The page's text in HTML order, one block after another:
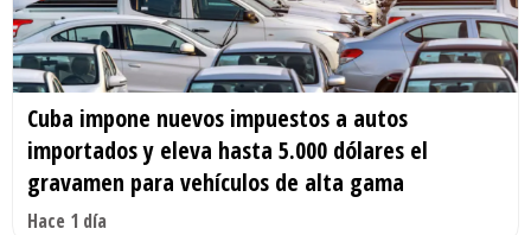
Cuba impone nuevos impuestos a autos
importados y eleva hasta 5.000 dólares el
gravamen para vehículos de alta gama
Hace 1 día